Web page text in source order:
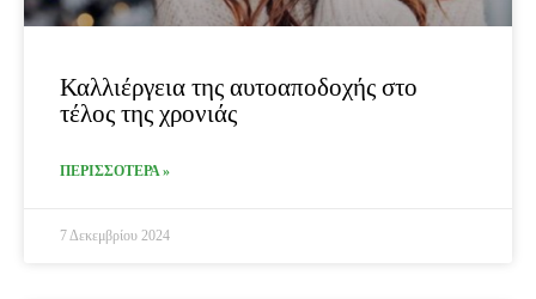
Καλλιέργεια της αυτοαποδοχής στο
τέλος της χρονιάς
ΠΕΡΙΣΣΟΤΕΡΑ »
7 Δεκεμβρίου 2024